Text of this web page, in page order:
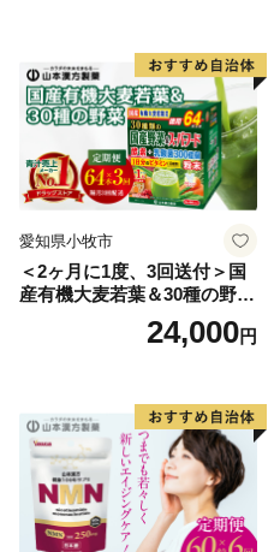
愛知県小牧市
＜2ヶ月に1度、3回送付＞国
産有機大麦若葉＆30種の野
菜 山本漢方 定期便
24,000円